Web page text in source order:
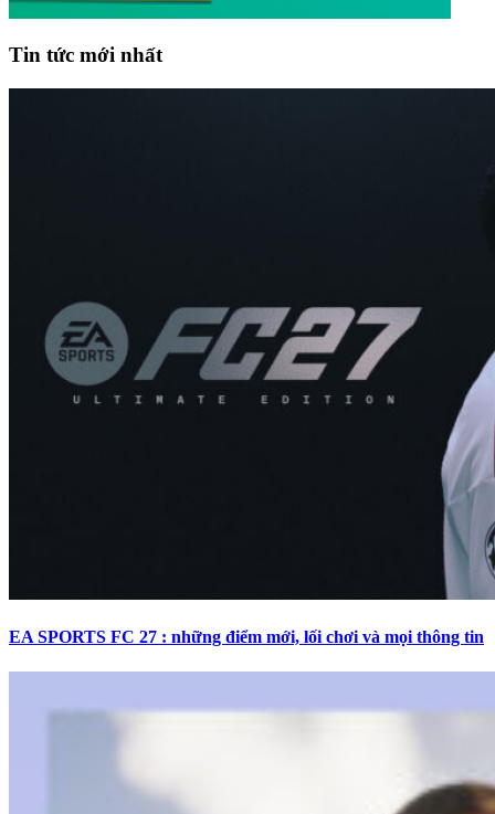
Tin tức mới nhất
EA SPORTS FC 27 : những điểm mới, lối chơi và mọi thông tin